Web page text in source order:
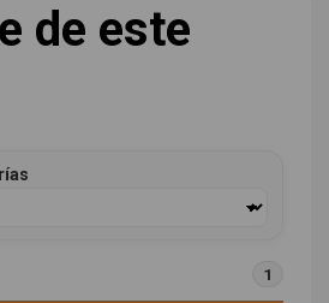
de este
1